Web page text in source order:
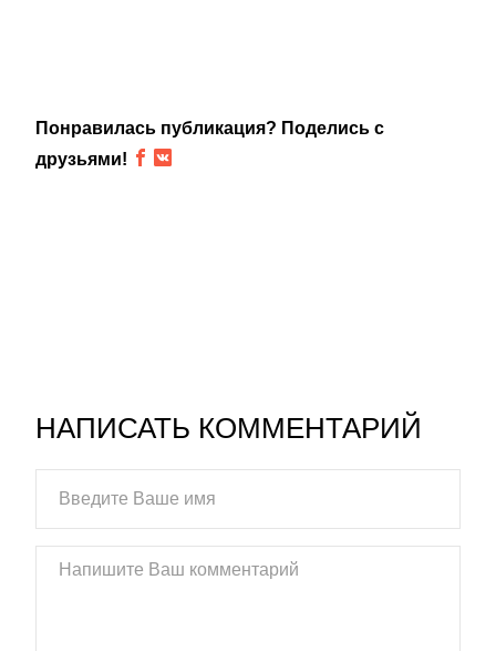
Понравилась публикация? Поделись с
друзьями!
НАПИСАТЬ КОММЕНТАРИЙ